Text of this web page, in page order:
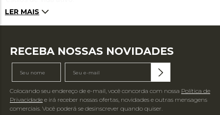
LER MAIS
RECEBA NOSSAS NOVIDADES
Colocando seu endereço de e-mail, você concorda com nossa Política de
Privacidade e irá receber nossas ofertas, novidades e outras mensagens
comerciais. Você poderá se desinscrever quando quiser.